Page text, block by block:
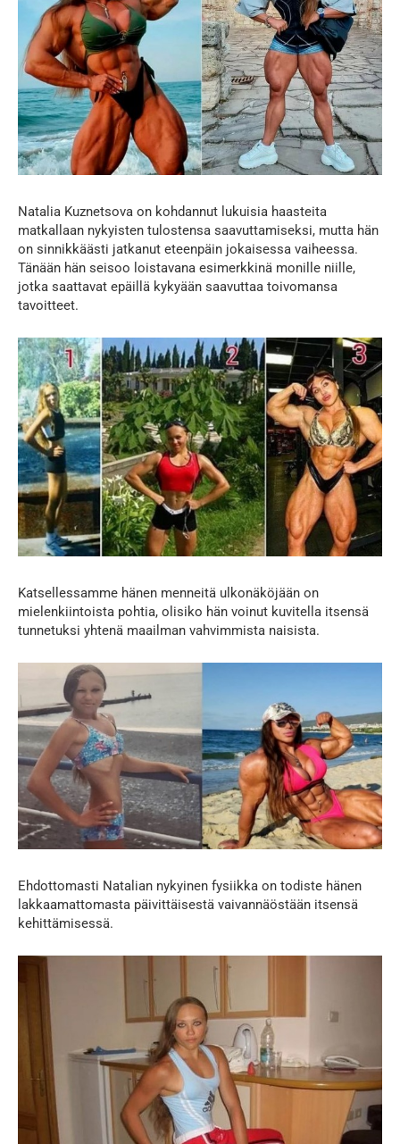
Natalia Kuznetsova on kohdannut lukuisia haasteita
matkallaan nykyisten tulostensa saavuttamiseksi, mutta hän
on sinnikkäästi jatkanut eteenpäin jokaisessa vaiheessa.
Tänään hän seisoo loistavana esimerkkinä monille niille,
jotka saattavat epäillä kykyään saavuttaa toivomansa
tavoitteet.
Katsellessamme hänen menneitä ulkonäköjään on
mielenkiintoista pohtia, olisiko hän voinut kuvitella itsensä
tunnetuksi yhtenä maailman vahvimmista naisista.
Ehdottomasti Natalian nykyinen fysiikka on todiste hänen
lakkaamattomasta päivittäisestä vaivannäöstään itsensä
kehittämisessä.